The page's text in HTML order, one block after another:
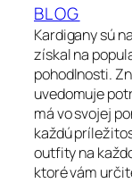
BLOG
Kardigany sú
získal na
pohodlnosti.
uvedomuje
má vo svojej
každú
outfity na
ktoré vám